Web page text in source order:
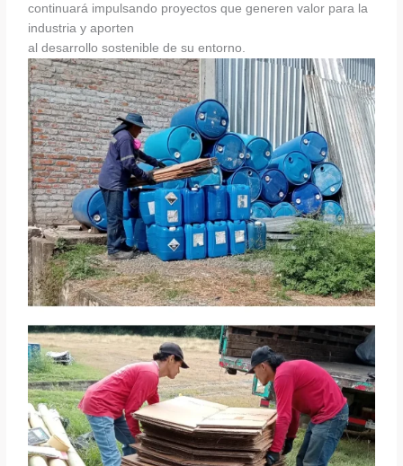
continuará impulsando proyectos que generen valor para la
industria y aporten
al desarrollo sostenible de su entorno.